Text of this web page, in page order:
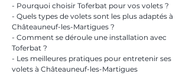
- Pourquoi choisir Toferbat pour vos volets ?
- Quels types de volets sont les plus adaptés à
Châteauneuf-les-Martigues ?
- Comment se déroule une installation avec
Toferbat ?
- Les meilleures pratiques pour entretenir ses
volets à Châteauneuf-les-Martigues